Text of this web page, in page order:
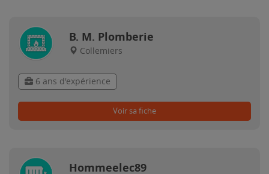
B. M. Plomberie
Collemiers
6 ans d'expérience
Voir sa fiche
Hommeelec89